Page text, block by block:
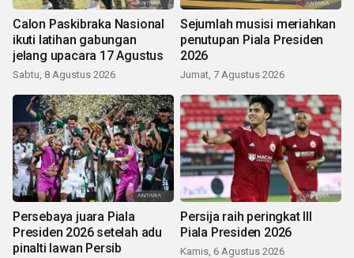
Calon Paskibraka Nasional
ikuti latihan gabungan
jelang upacara 17 Agustus
Sabtu, 8 Agustus 2026
Sejumlah musisi meriahkan
penutupan Piala Presiden
2026
Jumat, 7 Agustus 2026
Persebaya juara Piala
Presiden 2026 setelah adu
pinalti lawan Persib
Persija raih peringkat III
Piala Presiden 2026
Kamis, 6 Agustus 2026